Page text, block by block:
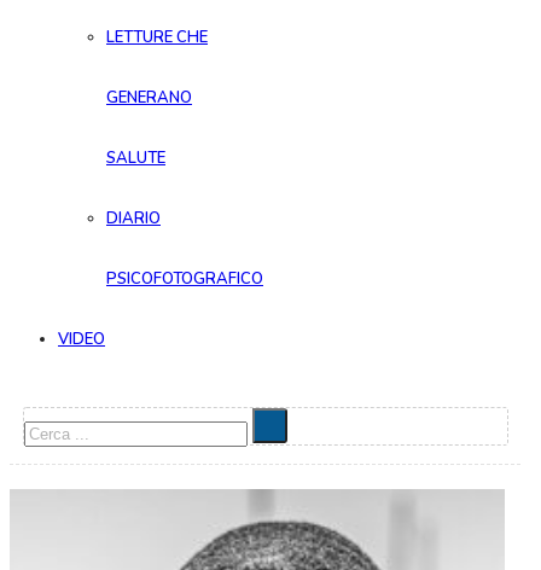
LETTURE CHE
GENERANO
SALUTE
DIARIO
PSICOFOTOGRAFICO
VIDEO
Cerca